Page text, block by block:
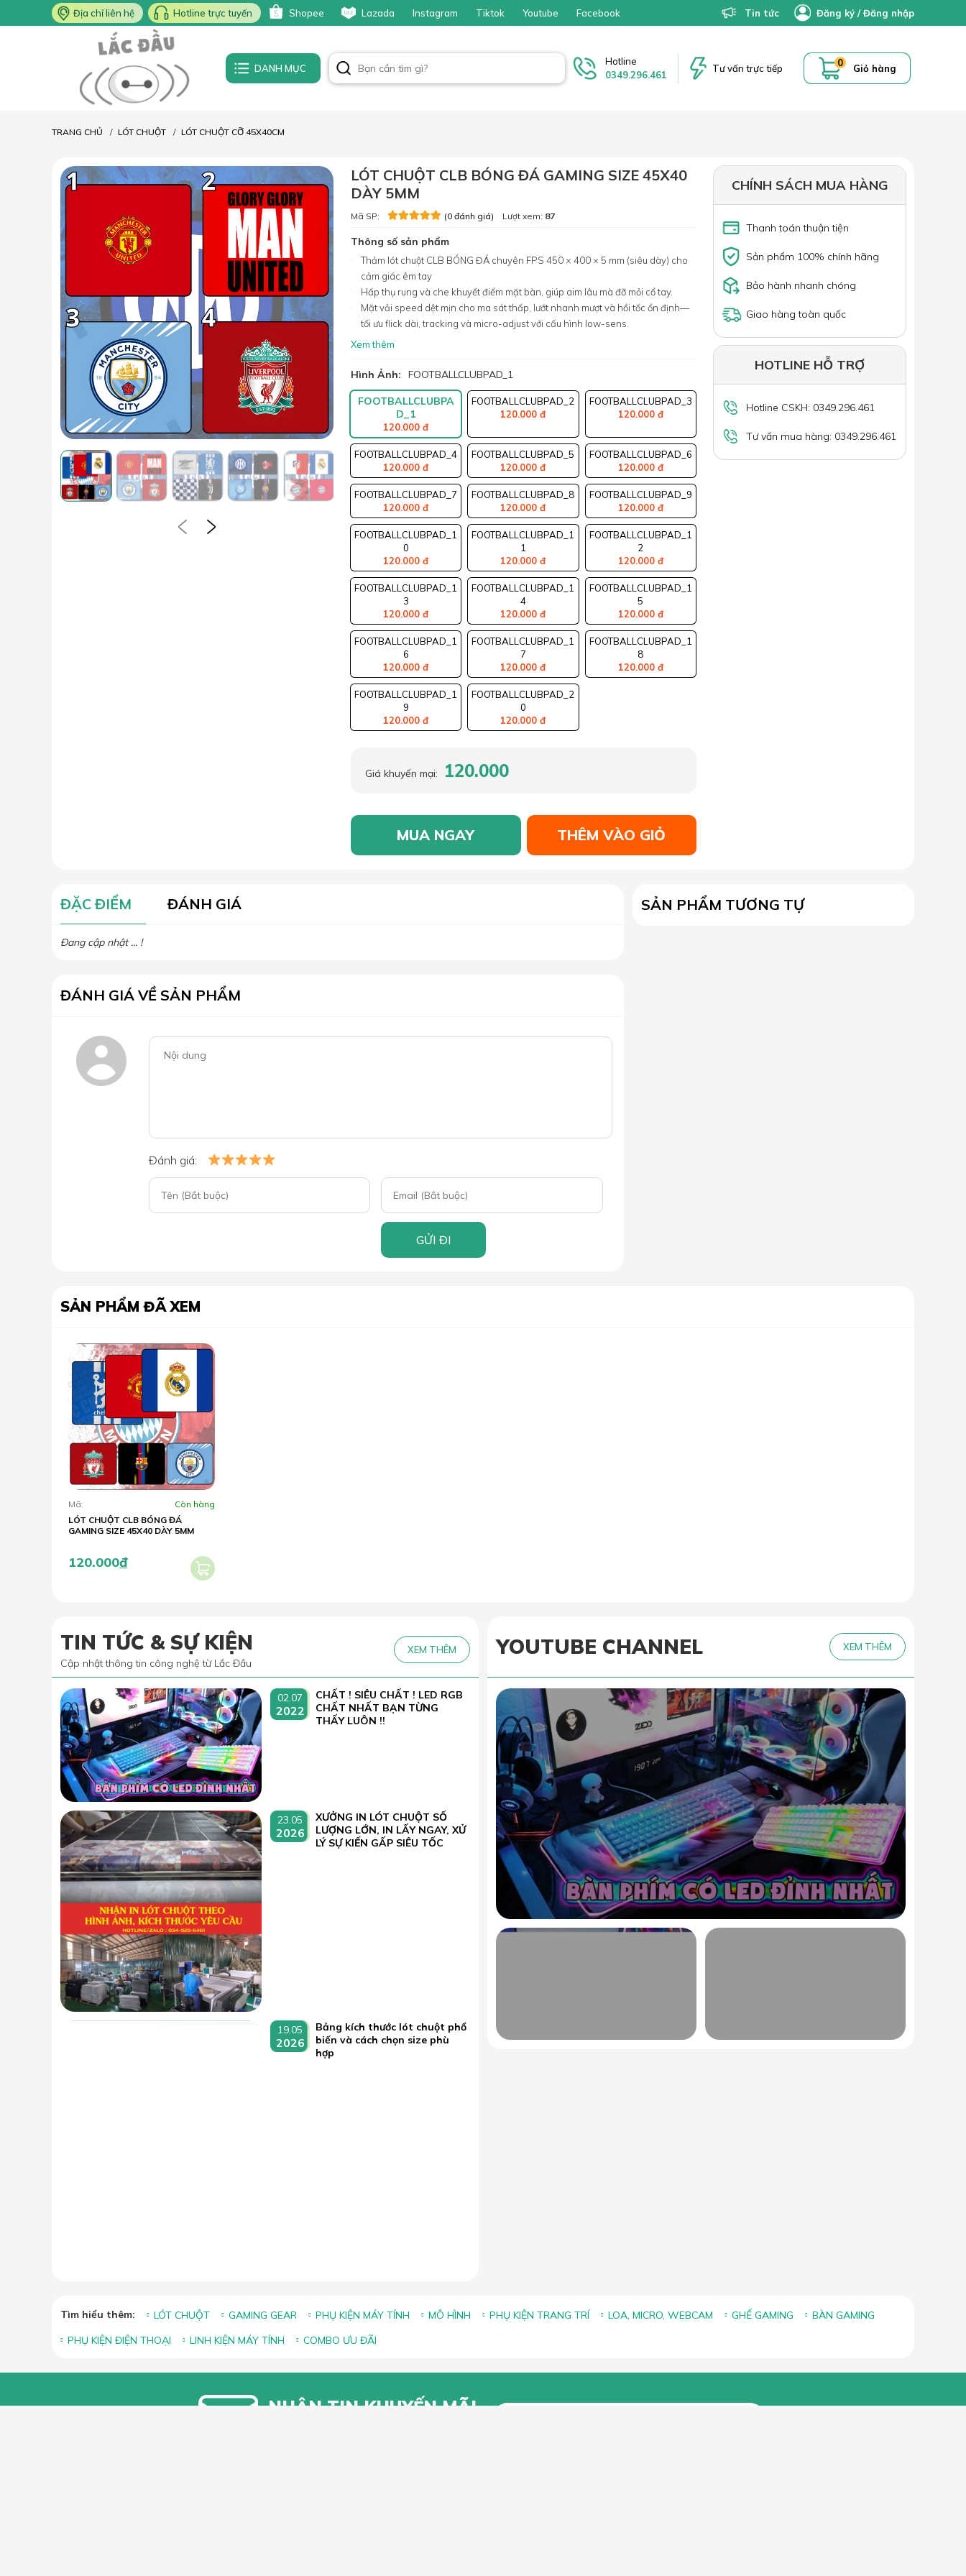
Địa chỉ liên hệ Hotline trực tuyến Shopee Lazada Instagram Tiktok Youtube Facebook Tin tức Đăng ký /Đăng nhập
DANH MỤC
Hotline
0349.296.461
Tư vấn trực tiếp 0 Giỏ hàng
TRANG CHỦ LÓT CHUỘT LÓT CHUỘT CỠ 45X40CM
LÓT CHUỘT CLB BÓNG ĐÁ GAMING SIZE 45X40
DÀY 5MM
Mã SP: (0 đánh giá) Lượt xem: 87
Thông số sản phẩm
Thảm lót chuột CLB BÓNG ĐÁ chuyên FPS 450 × 400 × 5 mm (siêu dày) cho
cảm giác êm tay
Hấp thụ rung và che khuyết điểm mặt bàn, giúp aim lâu mà đỡ mỏi cổ tay.
Mặt vải speed dệt mịn cho ma sát thấp, lướt nhanh mượt và hồi tốc ổn định—
tối ưu flick dài, tracking và micro-adjust với cấu hình low-sens.
Xem thêm
Hình Ảnh: FOOTBALLCLUBPAD_1
FOOTBALLCLUBPA
D_1
120.000 đ
FOOTBALLCLUBPAD_2
120.000 đ
FOOTBALLCLUBPAD_3
120.000 đ
FOOTBALLCLUBPAD_4
120.000 đ
FOOTBALLCLUBPAD_5
120.000 đ
FOOTBALLCLUBPAD_6
120.000 đ
FOOTBALLCLUBPAD_7
120.000 đ
FOOTBALLCLUBPAD_8
120.000 đ
FOOTBALLCLUBPAD_9
120.000 đ
FOOTBALLCLUBPAD_1
0
120.000 đ
FOOTBALLCLUBPAD_1
1
120.000 đ
FOOTBALLCLUBPAD_1
2
120.000 đ
FOOTBALLCLUBPAD_1
3
120.000 đ
FOOTBALLCLUBPAD_1
4
120.000 đ
FOOTBALLCLUBPAD_1
5
120.000 đ
FOOTBALLCLUBPAD_1
6
120.000 đ
FOOTBALLCLUBPAD_1
7
120.000 đ
FOOTBALLCLUBPAD_1
8
120.000 đ
FOOTBALLCLUBPAD_1
9
120.000 đ
FOOTBALLCLUBPAD_2
0
120.000 đ
Giá khuyến mại: 120.000
MUA NGAY THÊM VÀO GIỎ
CHÍNH SÁCH MUA HÀNG
Thanh toán thuận tiện
Sản phẩm 100% chính hãng
Bảo hành nhanh chóng
Giao hàng toàn quốc
HOTLINE HỖ TRỢ
Hotline CSKH: 0349.296.461
Tư vấn mua hàng: 0349.296.461
ĐẶC ĐIỂM ĐÁNH GIÁ
Đang cập nhật ... !
ĐÁNH GIÁ VỀ SẢN PHẨM
Đánh giá:
GỬI ĐI
SẢN PHẨM TƯƠNG TỰ
SẢN PHẨM ĐÃ XEM
Mã:
Còn hàng
LÓT CHUỘT CLB BÓNG ĐÁ
GAMING SIZE 45X40 DÀY 5MM
120.000đ
TIN TỨC & SỰ KIỆN
Cập nhật thông tin công nghệ từ Lắc Đầu
XEM THÊM
02.07
2022
CHẤT ! SIÊU CHẤT ! LED RGB
CHẤT NHẤT BẠN TỪNG
THẤY LUÔN !!
23.05
2026
XƯỞNG IN LÓT CHUỘT SỐ
LƯỢNG LỚN, IN LẤY NGAY, XỬ
LÝ SỰ KIẾN GẤP SIÊU TỐC
19.05
2026
Bảng kích thước lót chuột phổ
biến và cách chọn size phù
hợp
YOUTUBE CHANNEL XEM THÊM
Tìm hiểu thêm: LÓT CHUỘT GAMING GEAR PHỤ KIỆN MÁY TÍNH MÔ HÌNH PHỤ KIỆN TRANG TRÍ LOA, MICRO, WEBCAM GHẾ GAMING
BÀN GAMING
PHỤ KIỆN ĐIỆN THOẠI
LINH KIỆN MÁY TÍNH COMBO ƯU ĐÃI
NHẬN TIN KHUYẾN MÃI